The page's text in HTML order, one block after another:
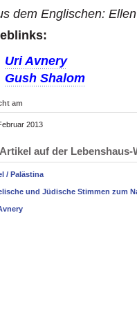
dem Englischen:
Uri Avnery
Gush Shalom
am
2013
auf der
/ Palästina
und Jüdische Stimmen zum